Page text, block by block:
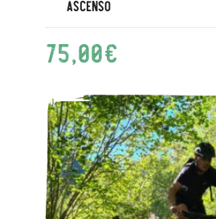
ascenso
75,00€